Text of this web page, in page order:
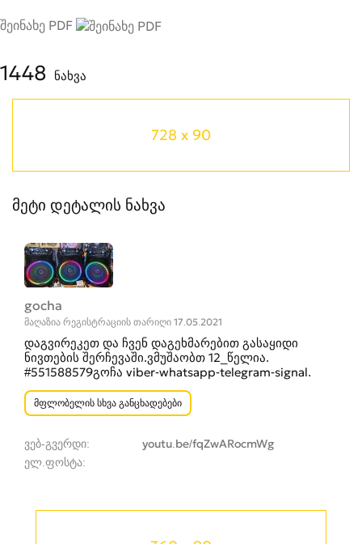
შეინახე PDF
1448 ნახვა
728 x 90
მეტი დეტალის ნახვა
gocha
მაღაზია რეგისტრაციის თარიღი 17.05.2021
დაგვირეკეთ და ჩვენ დაგეხმარებით გასაყიდი
ნივთების შერჩევაში.ვმუშაობთ 12_წელია.
#551588579გოჩა viber-whatsapp-telegram-signal.
მფლობელის სხვა განცხადებები
ვებ-გვერდი
youtu.be/fqZwARocmWg
ელ.ფოსტა